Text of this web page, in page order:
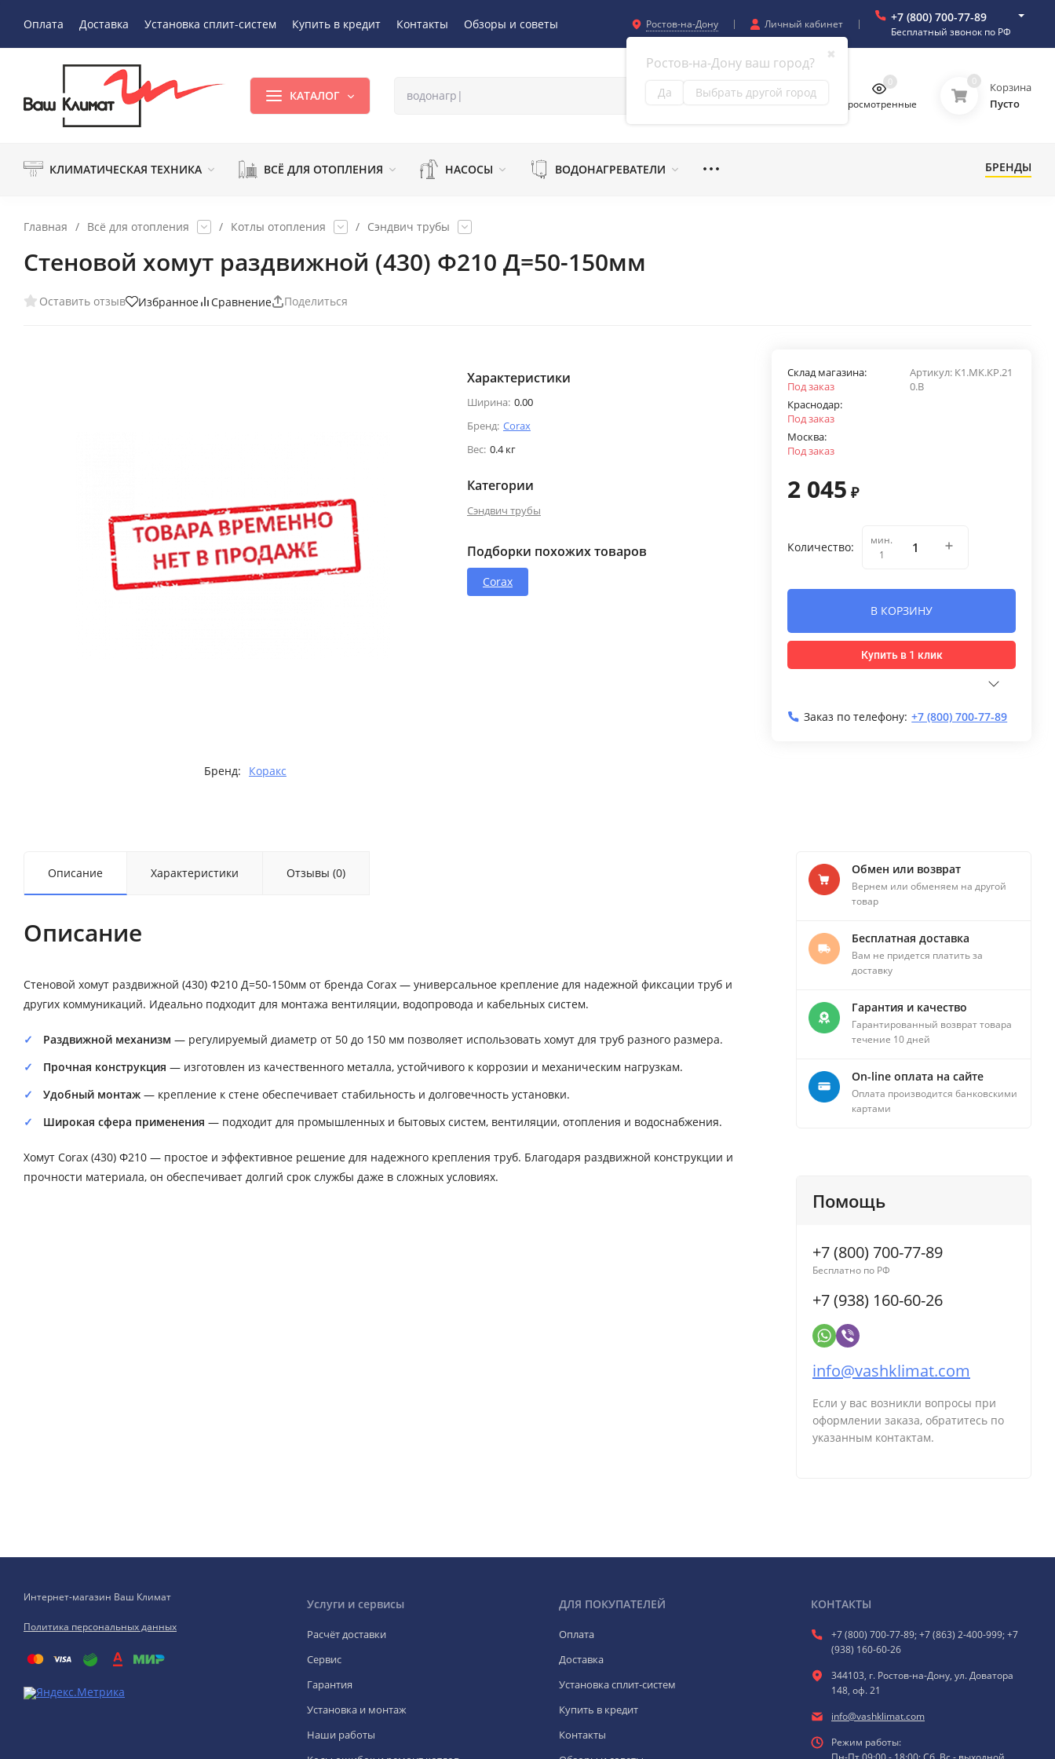
Оплата Доставка Установка сплит-систем Купить в кредит Контакты Обзоры и советы Ростов-на-Дону
✖
Ростов-на-Дону ваш город?
Да Выбрать другой город
Личный кабинет +7 (800) 700-77-89
Бесплатный звонок по РФ
КАТАЛОГ
Просмотренные
0 0
Корзина
Пусто
КЛИМАТИЧЕСКАЯ ТЕХНИКА ВСЁ ДЛЯ ОТОПЛЕНИЯ НАСОСЫ ВОДОНАГРЕВАТЕЛИ БРЕНДЫ
Главная / Всё для отопления / Котлы отопления / Сэндвич трубы
Стеновой хомут раздвижной (430) Ф210 Д=50-150мм
Оставить отзыв Избранное Сравнение Поделиться
Бренд: Коракс
Характеристики
Ширина: 0.00
Бренд: Corax
Вес: 0.4 кг
Категории
Сэндвич трубы
Подборки похожих товаров
Corax
Артикул: К1.МК.КР.21
0.В
Склад магазина:
Под заказ
Краснодар:
Под заказ
Москва:
Под заказ
2 045 ₽
Количество:
мин.
1
В КОРЗИНУ
Купить в 1 клик
Заказ по телефону: +7 (800) 700-77-89
Описание Характеристики Отзывы (0)
Описание
Стеновой хомут раздвижной (430) Ф210 Д=50-150мм от бренда Corax — универсальное крепление для надежной фиксации труб и
других коммуникаций. Идеально подходит для монтажа вентиляции, водопровода и кабельных систем.
Раздвижной механизм — регулируемый диаметр от 50 до 150 мм позволяет использовать хомут для труб разного размера.
Прочная конструкция — изготовлен из качественного металла, устойчивого к коррозии и механическим нагрузкам.
Удобный монтаж — крепление к стене обеспечивает стабильность и долговечность установки.
Широкая сфера применения — подходит для промышленных и бытовых систем, вентиляции, отопления и водоснабжения.
Хомут Corax (430) Ф210 — простое и эффективное решение для надежного крепления труб. Благодаря раздвижной конструкции и
прочности материала, он обеспечивает долгий срок службы даже в сложных условиях.
Обмен или возврат
Вернем или обменяем на другой
товар
Бесплатная доставка
Вам не придется платить за
доставку
Гарантия и качество
Гарантированный возврат товара
течение 10 дней
On-line оплата на сайте
Оплата производится банковскими
картами
Помощь
+7 (800) 700-77-89
Бесплатно по РФ
+7 (938) 160-60-26
info@vashklimat.com
Если у вас возникли вопросы при
оформлении заказа, обратитесь по
указанным контактам.
Интернет-магазин Ваш Климат
Политика персональных данных
Услуги и сервисы
Расчёт доставки
Сервис
Гарантия
Установка и монтаж
Наши работы
ДЛЯ ПОКУПАТЕЛЕЙ
Оплата
Доставка
Установка сплит-систем
Купить в кредит
Контакты
КОНТАКТЫ
+7 (800) 700-77-89; +7 (863) 2-400-999; +7
(938) 160-60-26
344103, г. Ростов-на-Дону, ул. Доватора
148, оф. 21
info@vashklimat.com
Режим работы: